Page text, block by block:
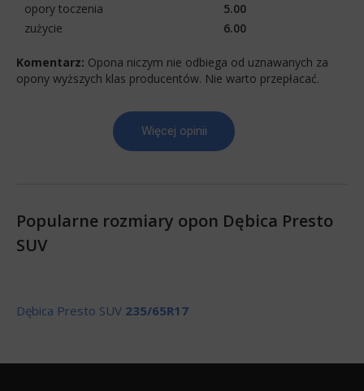
opory toczenia
5.00
zużycie
6.00
Komentarz: Opona niczym nie odbiega od uznawanych za
opony wyższych klas producentów. Nie warto przepłacać.
Więcej opinii
Popularne rozmiary opon Dębica Presto
SUV
Dębica Presto SUV 235/65R17